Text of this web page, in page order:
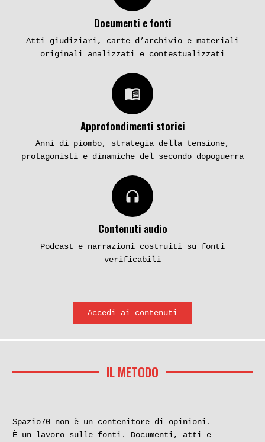
Documenti e fonti
Atti giudiziari, carte d’archivio e materiali
originali analizzati e contestualizzati
menu_book
Approfondimenti storici
Anni di piombo, strategia della tensione,
protagonisti e dinamiche del secondo dopoguerra
headphones
Contenuti audio
Podcast e narrazioni costruiti su fonti
verificabili
Accedi ai contenuti
IL METODO
Spazio70 non è un contenitore di opinioni.
È un lavoro sulle fonti. Documenti, atti e